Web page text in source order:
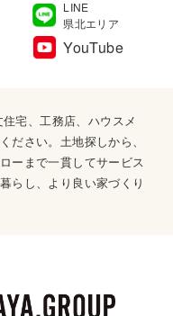
LINE
県北エリア
YouTube
宅、工務店、ハウスメ
ださい。土地探しから、
ーまで一貫してサービス
らし、より良い家づくり